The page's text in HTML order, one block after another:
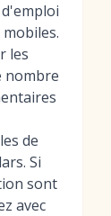
les
nombre
de
Si
sont
avec